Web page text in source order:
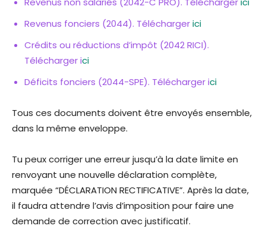
Revenus fonciers (2044). Téléchargerici
Crédits ou réductions d’impôt (2042 RICI).
Télécharger ici
Déficits fonciers (2044-SPE). Télécharger ici
Tous ces documents doivent être envoyés ensemble,
dans la même enveloppe.
Tu peux corriger une erreur jusqu’à la date limite en
renvoyant une nouvelle déclaration complète,
marquée “DÉCLARATION RECTIFICATIVE”. Après la date,
il faudra attendre l’avis d’imposition pour faire une
demande de correction avec justificatif.